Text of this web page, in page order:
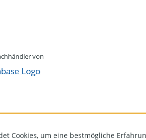
von
Cookies, um eine bestmögliche